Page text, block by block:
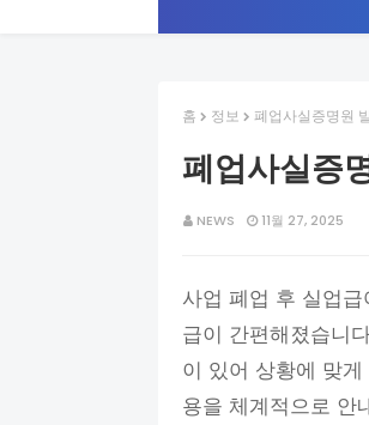
홈 정보 폐업사실증명원
폐업사실증
NEWS 11월 27, 2025
사업 폐업 후 실업
급이 간편해졌습니
이 있어 상황에 맞
용을 체계적으로 안